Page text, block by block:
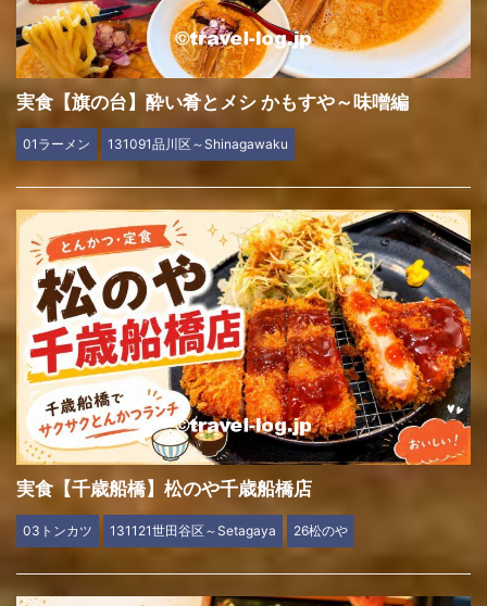
実食【旗の台】酔い肴とメシ かもすや～味噌編
01ラーメン 131091品川区～Shinagawaku
実食【千歳船橋】松のや千歳船橋店
03トンカツ 131121世田谷区～Setagaya 26松のや